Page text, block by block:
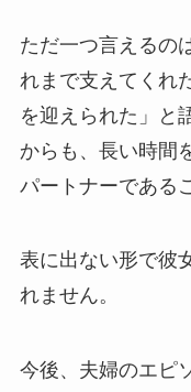
ただ一つ言えるの
れまで支えてくれ
を迎えられた」と
からも、長い時間
パートナーである
表に出ない形で彼
れません。
今後、夫婦のエピ